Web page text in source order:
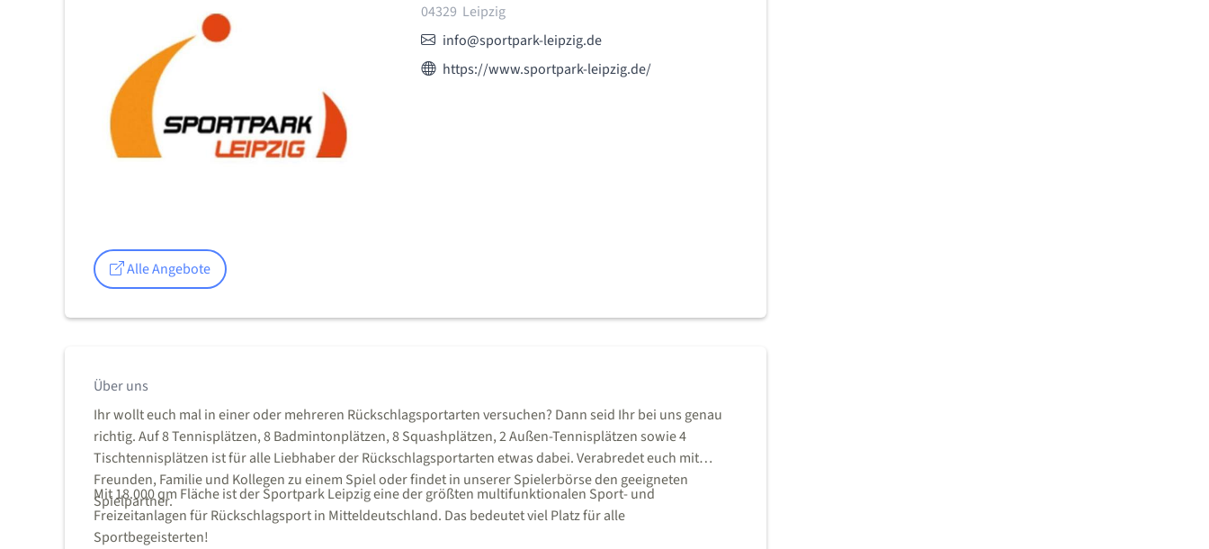
04329 Leipzig
E-Mail:info@sportpark-leipzig.de
Webseite des Anbieters:
https://www.sportpark-leipzig.de/
Alle Angebote
Über uns
Ihr wollt euch mal in einer oder mehreren Rückschlagsportarten versuchen? Dann seid Ihr bei uns genau
richtig. Auf 8 Tennisplätzen, 8 Badmintonplätzen, 8 Squashplätzen, 2 Außen-Tennisplätzen sowie 4
Tischtennisplätzen ist für alle Liebhaber der Rückschlagsportarten etwas dabei. Verabredet euch mit
Freunden, Familie und Kollegen zu einem Spiel oder findet in unserer Spielerbörse den geeigneten
Spielpartner.
Mit 18.000 qm Fläche ist der Sportpark Leipzig eine der größten multifunktionalen Sport- und
Freizeitanlagen für Rückschlagsport in Mitteldeutschland. Das bedeutet viel Platz für alle
Sportbegeisterten!